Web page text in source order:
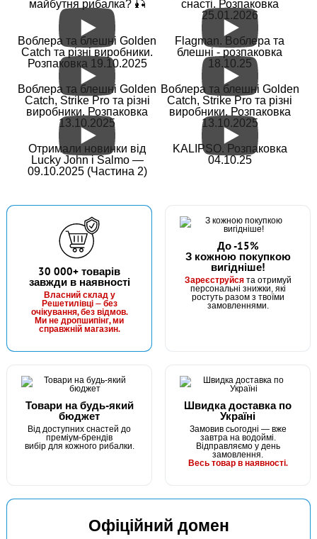
#203-9-76-B019
В наявності
Маг: 0 шт Базар: 7 шт
8 грн 7 шт.
КУПИТИ
Силікон Fishing ROI Wing Larva 76mm B019 (за 1шт)
#203-9-76-B032
В наявності
Маг: 0 шт Базар: 8 шт
64 грн 8 шт.
Силікон Fishing ROI Wing Larva 76mm B032 (за 1шт)
Маг: 0 шт
майбутня рибалка? 🎣
снасті. Розпаковка
25.01.2026
Воблера та блешні Golden
Catch та різні виробники.
Розпаковка 19.10.2025
Flagman. Воблера та
блешні - розпаковка
18.10.25
Воблера та блешні Golden
Catch, Strike Pro та різні
виробники. Розпаковка
13.10.2025
Воблера та блешні Golden
Catch, Strike Pro та різні
виробники. Розпаковка
13.10.2025
Отримали новинки від
Lucky John і Salmo —
09.10.2025 (Частина 2)
KALIPSO. Розпаковка
04.10.25
30 000+ товарів
завжди в наявності
Власний склад у
Решетилівці — без
очікування, без відмов.
Ми не дропшипінг, ми
справжній магазин.
До -15%
З кожною покупкою
вигідніше!
Зареєструйсята отримуй
персональні знижки, які
ростуть разом з твоїми
замовленнями.
Товари на будь-який
бюджет
Від доступних снастей до
преміум-брендів
вибір для кожного рибалки.
Швидка доставка по
Україні
Замовив сьогодні — вже
завтра на водоймі.
Відправляємо у день
замовлення.
Весь товар в наявності.
Офіційний домен